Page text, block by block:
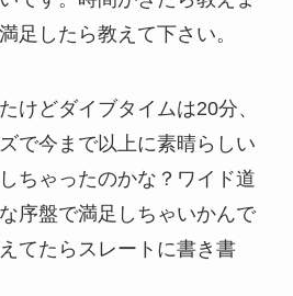
足したら教えて下さい。
けどダイブタイムは20分、
で今まで以上に素晴らしい
ちゃったのかな？ワイド道
序盤で満足しちゃいかんで
てたらスレートに書き書